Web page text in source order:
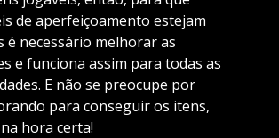
de aperfeiçoamento estejam
é necessário melhorar as
e funciona assim para todas as
E não se preocupe por
para conseguir os itens,
hora certa!